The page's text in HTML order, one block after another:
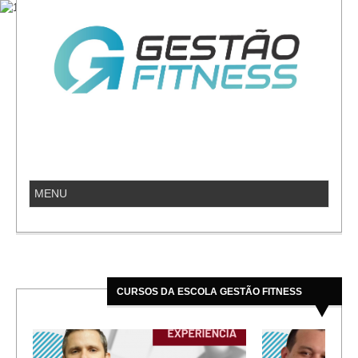
CURSOS DA ESCOLA GESTÃO FITNESS